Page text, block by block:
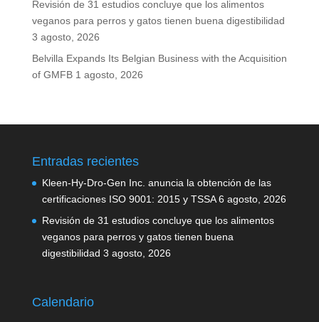
Revisión de 31 estudios concluye que los alimentos
veganos para perros y gatos tienen buena digestibilidad
3 agosto, 2026
Belvilla Expands Its Belgian Business with the Acquisition
of GMFB 1 agosto, 2026
Entradas recientes
Kleen-Hy-Dro-Gen Inc. anuncia la obtención de las
certificaciones ISO 9001: 2015 y TSSA 6 agosto, 2026
Revisión de 31 estudios concluye que los alimentos
veganos para perros y gatos tienen buena
digestibilidad 3 agosto, 2026
Calendario